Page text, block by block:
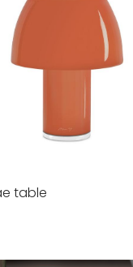
table